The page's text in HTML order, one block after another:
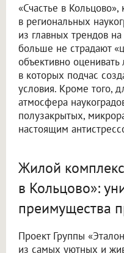
«Счастье в
в региональных
из главных трендов
больше не страдают
объективно
в которых подчас
условия. Кроме того,
атмосфера
полузакрытых,
настоящим
Жилой
в Кольцово»:
преимущества
Проект Группы
из самых уютных и